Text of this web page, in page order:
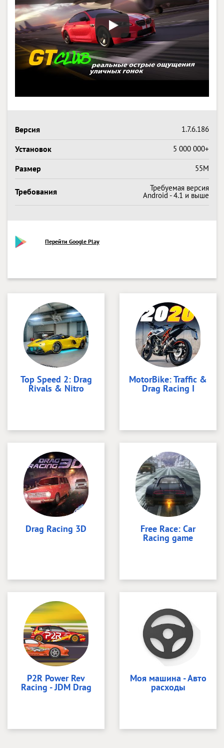
Версия 1.7.6.186
Установок 5 000 000+
Размер 55M
Требования Требуемая версия
Android - 4.1 и выше
Перейти Google Play
Top Speed 2: Drag
Rivals & Nitro
MotorBike: Traffic &
Drag Racing I
Drag Racing 3D Free Race: Car
Racing game
P2R Power Rev
Racing - JDM Drag
Моя машина - Авто
расходы